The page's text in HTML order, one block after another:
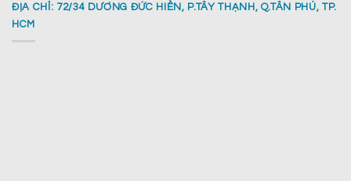
ĐỊA CHỈ: 72/34 DƯƠNG ĐỨC HIỀN, P.TÂY THẠNH, Q.TÂN PHÚ, TP.
HCM